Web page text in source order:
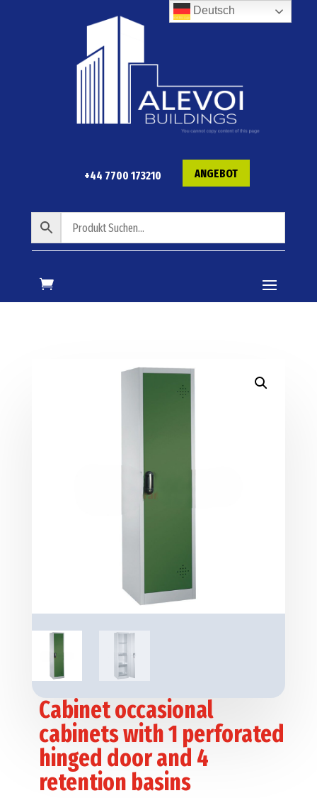
+44 7700 173210 ANGEBOT
Cabinet occasional
cabinets with 1 perforated
hinged door and 4
retention basins
Deutsch